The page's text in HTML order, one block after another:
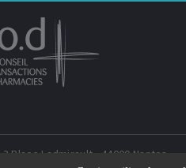
3 Place Ladmirault - 44000 Nantes